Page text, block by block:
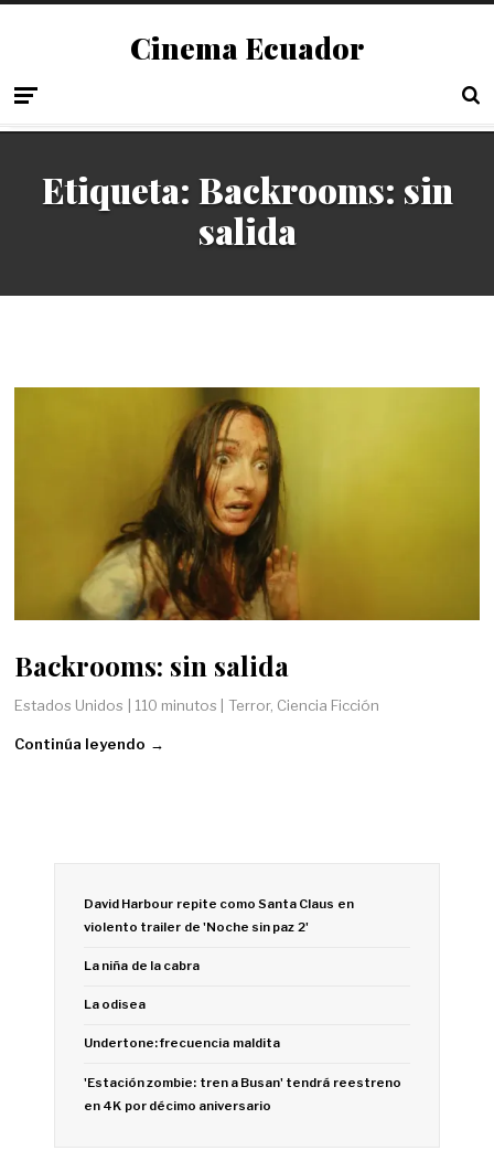
Cinema Ecuador
Etiqueta: Backrooms: sin
salida
Backrooms: sin salida
Estados Unidos | 110 minutos | Terror, Ciencia Ficción
Continúa leyendo →
David Harbour repite como Santa Claus en
violento trailer de 'Noche sin paz 2'
La niña de la cabra
La odisea
Undertone: frecuencia maldita
'Estación zombie: tren a Busan' tendrá reestreno
en 4K por décimo aniversario